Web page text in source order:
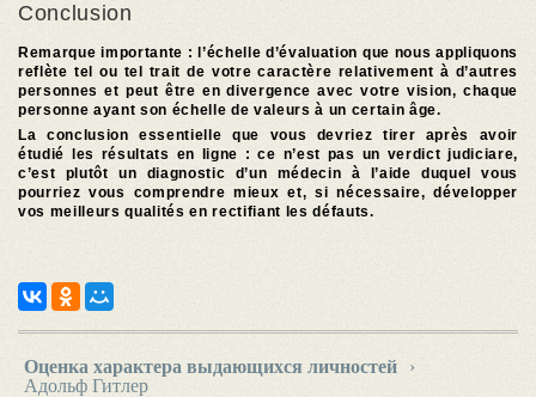
Conclusion
Remarque importante : l’échelle d’évaluation que nous appliquons
reflète tel ou tel trait de votre caractère relativement à d’autres
personnes et peut être en divergence avec votre vision, chaque
personne ayant son échelle de valeurs à un certain âge.
La conclusion essentielle que vous devriez tirer après avoir
étudié les résultats en ligne : ce n’est pas un verdict judiciare,
c’est plutôt un diagnostic d’un médecin à l’aide duquel vous
pourriez vous comprendre mieux et, si nécessaire, développer
vos meilleurs qualités en rectifiant les défauts.
Оценка характера выдающихся личностей
›
Адольф Гитлер